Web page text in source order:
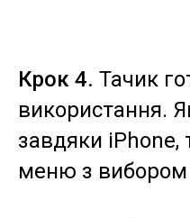
Крок 4. Тачик
використання.
завдяки iPhone,
меню з вибором